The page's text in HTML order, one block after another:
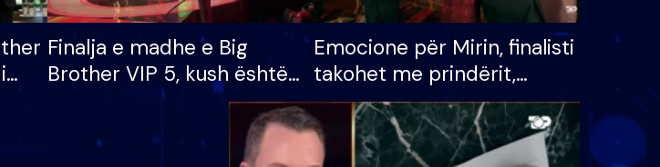
Finalja e madhe e Big
Brother VIP 5, kush është
banori i parë që lë shtëpinë
dhe humb mundësinë për
të fituar çmimin e madh
Emocione për Mirin, finalisti
takohet me prindërit,
vajzën dhe bashkëshorten:
S’kemi ndonjë letër divorci
apo jo?